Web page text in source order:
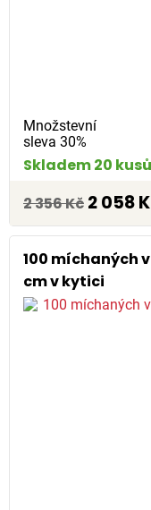
Množstevní
sleva 30%
Skladem 20 kusů
2 356 Kč 2 058
100 míchaných
cm v kytici